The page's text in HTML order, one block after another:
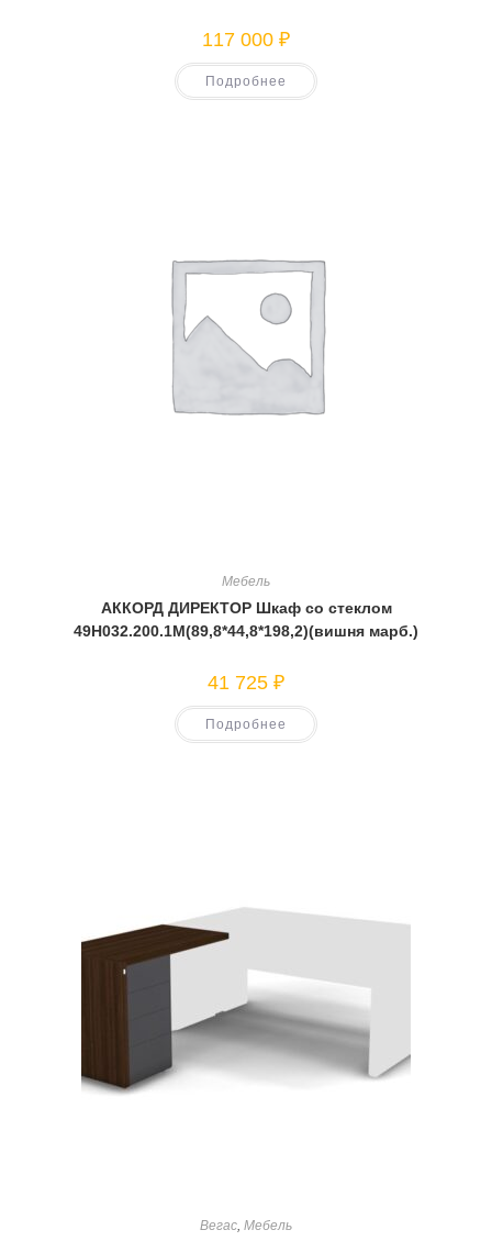
117 000 ₽
Подробнее
Мебель
АККОРД ДИРЕКТОР Шкаф со стеклом
49Н032.200.1М(89,8*44,8*198,2)(вишня марб.)
41 725 ₽
Подробнее
Вегас Мебель